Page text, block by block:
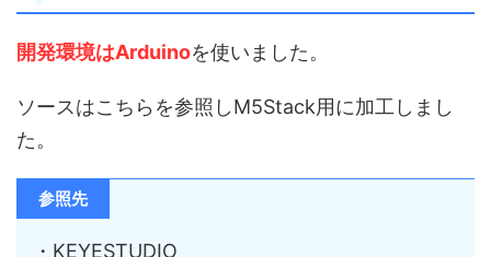
開発環境はArduinoを使いました。
ソースはこちらを参照しM5Stack用に加工しまし
た。
参照先
・ KEYESTUDIO